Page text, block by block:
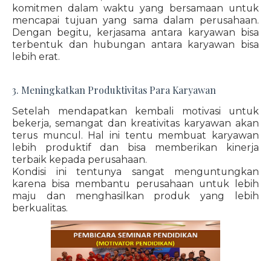
komitmen dalam waktu yang bersamaan untuk
mencapai tujuan yang sama dalam perusahaan.
Dengan begitu, kerjasama antara karyawan bisa
terbentuk dan hubungan antara karyawan bisa
lebih erat.
3. Meningkatkan Produktivitas Para Karyawan
Setelah mendapatkan kembali motivasi untuk
bekerja, semangat dan kreativitas karyawan akan
terus muncul. Hal ini tentu membuat karyawan
lebih produktif dan bisa memberikan kinerja
terbaik kepada perusahaan.
Kondisi ini tentunya sangat menguntungkan
karena bisa membantu perusahaan untuk lebih
maju dan menghasilkan produk yang lebih
berkualitas.